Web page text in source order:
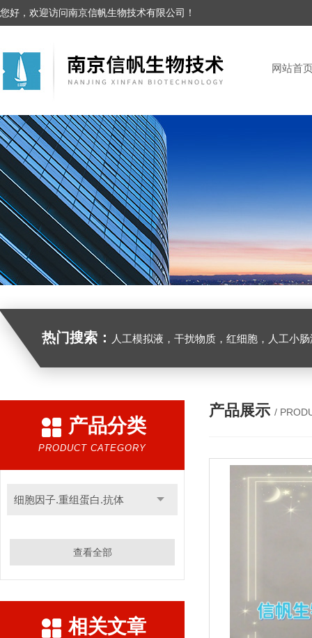
您好，欢迎访问南京信帆生物技术有限公司！
网站首
热门搜索： 人工模拟液，干扰物质，红细胞，人工小
产品分类
PRODUCT CATEGORY
细胞因子.重组蛋白.抗体
查看全部
相关文章
产品展示 /